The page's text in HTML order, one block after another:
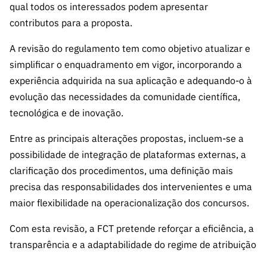
Canais de
Apoios
PRR –
“Ciência +
Digital” e
ão”
qual todos os interessados podem apresentar
contributos para a proposta.
A revisão do regulamento tem como objetivo atualizar e
simplificar o enquadramento em vigor, incorporando a
experiência adquirida na sua aplicação e adequando-o à
evolução das necessidades da comunidade científica,
tecnológica e de inovação.
Entre as principais alterações propostas, incluem-se a
possibilidade de integração de plataformas externas, a
clarificação dos procedimentos, uma definição mais
precisa das responsabilidades dos intervenientes e uma
maior flexibilidade na operacionalização dos concursos.
Com esta revisão, a FCT pretende reforçar a eficiência, a
transparência e a adaptabilidade do regime de atribuição